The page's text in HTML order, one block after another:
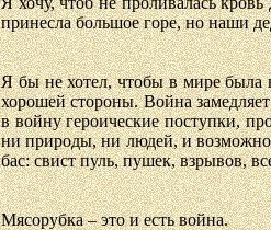
принесла большое горе, но наши
Я бы не хотел, чтобы в мире была
хорошей стороны. Война
в войну героические поступки,
ни природы, ни людей, и
бас: свист пуль, пушек, взрывов,
Мясорубка – это и есть война.